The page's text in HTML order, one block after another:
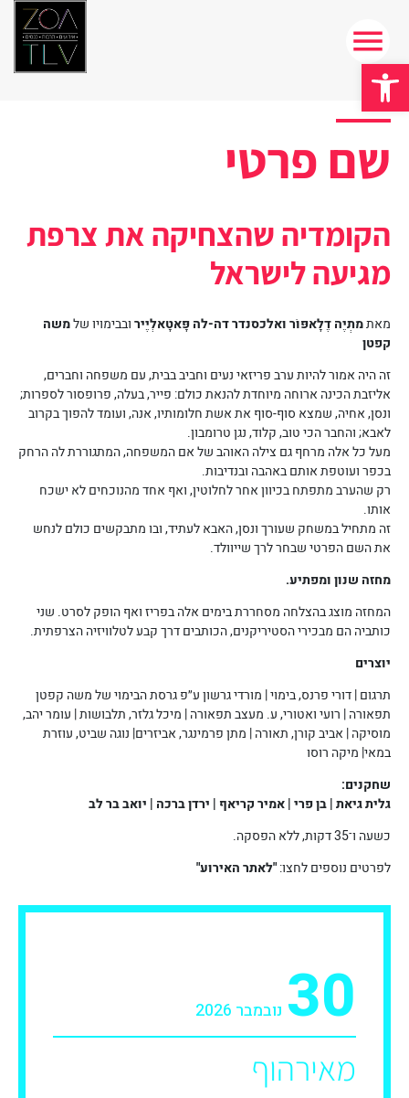
פתח סרגל נגישות
שם פרטי
הקומדיה שהצחיקה את צרפת
מגיעה לישראל
מאתמתְיֶה דֶלָאפּוֹר ואלכסנדר דה-לה פָּאטָאלְיֶירובבימויו שלמשה
קפטן
זה היה אמור להיות ערב פריזאי נעים וחביב בבית, עם משפחה וחברים,
אליזבת הכינה ארוחה מיוחדת להנאת כולם: פייר, בעלה, פרופסור לספרות;
ונסן, אחיה, שמצא סוף-סוף את אשת חלומותיו, אנה, ועומד להפוך בקרוב
לאבא; והחבר הכי טוב, קלוד, נגן טרומבון.
מעל כל אלה מרחף גם צילה האוהב של אם המשפחה, המתגוררת לה הרחק
בכפר ועוטפת אותם באהבה ובנדיבות.
רק שהערב מתפתח בכיוון אחר לחלוטין, ואף אחד מהנוכחים לא ישכח
אותו.
זה מתחיל במשחק שעורך ונסן, האבא לעתיד, ובו מתבקשים כולם לנחש
את השם הפרטי שבחר לרך שייוולד.
מחזה שנון ומפתיע.
המחזה מוצג בהצלחה מסחררת בימים אלה בפריז ואף הופק לסרט. שני
כותביה הם מבכירי הסטיריקנים, הכותבים דרך קבע לטלוויזיה הצרפתית.
יוצרים
תרגום | דורי פרנס, בימוי | מורדי גרשון ע״פ גרסת הבימוי של משה קפטן
תפאורה | רועי ואטורי, ע. מעצב תפאורה | מיכל גלזר, תלבושות | עומר יהב,
מוסיקה | אביב קורן, תאורה | מתן פרמינגר, אביזרים| נוגה שביט, עוזרת
במאי| מיקה רוסו
שחקנים:
גלית גיאת | בן פרי | אמיר קריאף | ירדן ברכה | יואב בר לב
כשעה ו־35 דקות, ללא הפסקה.
לפרטים נוספים לחצו:"לאתר האירוע"
30 נובמבר 2026
מאירהוף